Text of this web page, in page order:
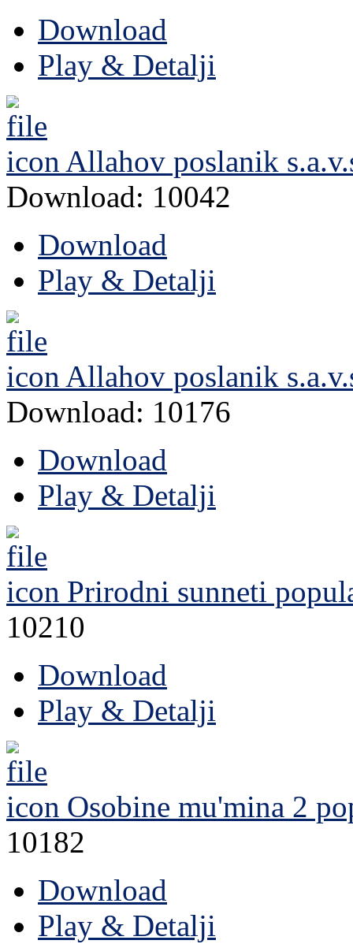
Download
Play & Detalji
Allahov poslanik
Download: 10042
Download
Play & Detalji
Allahov poslanik
Download: 10176
Download
Play & Detalji
Prirodni sunneti
10210
Download
Play & Detalji
Osobine mu'mina 2
10182
Download
Play & Detalji